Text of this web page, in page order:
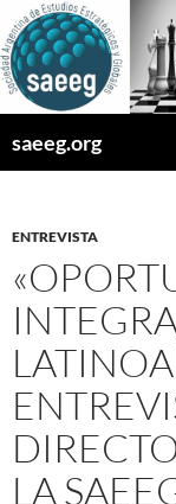
Saltar
al
contenido
saeeg.org
ENTREVISTA
LA